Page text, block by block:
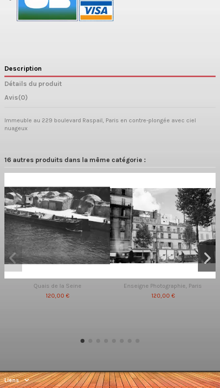
Description
Détails du produit
Avis(0)
Immeuble au 229 boulevard Raspail, Paris en contre-plongée avec ciel
nuageux
16 autres produits dans la même catégorie :
Quais de la Seine
120,00 €
Enseigne Photographie, Paris
120,00 €
Liens